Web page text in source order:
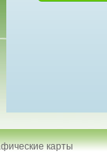
карты